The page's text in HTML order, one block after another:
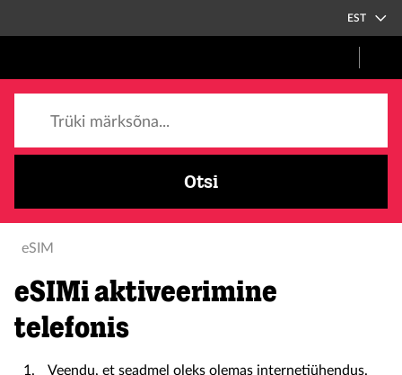
EST
Otsi
eSIM
eSIMi aktiveerimine
telefonis
Veendu, et seadmel oleks olemas internetiühendus.